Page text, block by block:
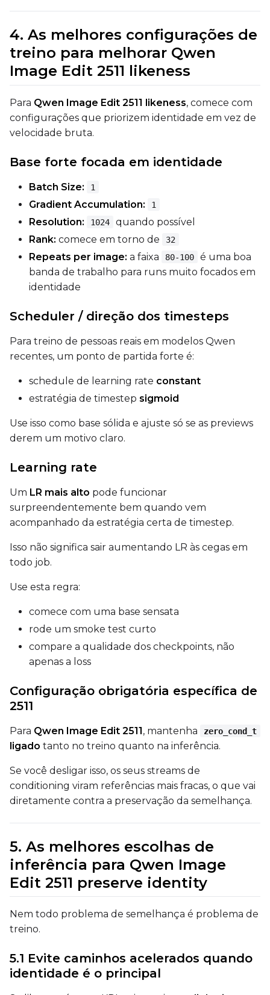
Seed
LoRA Scale
Prompt
Height
Seed
Prompt
Width
Height
Seed
LoRA Scale
Prompt
4. As melhores configurações de
treino para melhorar Qwen
Image Edit 2511 likeness
Para Qwen Image Edit 2511 likeness, comece com
configurações que priorizem identidade em vez de
velocidade bruta.
Base forte focada em identidade
Batch Size: 1
Gradient Accumulation: 1
Resolution: 1024
quando possível
Rank: comece em torno de 32
Repeats per image: a faixa 80-100
é uma boa
banda de trabalho para runs muito focados em
identidade
Scheduler / direção dos timesteps
Para treino de pessoas reais em modelos Qwen
recentes, um ponto de partida forte é:
schedule de learning rate constant
estratégia de timestep sigmoid
Use isso como base sólida e ajuste só se as previews
derem um motivo claro.
Learning rate
Um LR mais alto pode funcionar
surpreendentemente bem quando vem
acompanhado da estratégia certa de timestep.
Isso não significa sair aumentando LR às cegas em
todo job.
Use esta regra:
comece com uma base sensata
rode um smoke test curto
compare a qualidade dos checkpoints, não
apenas a loss
Configuração obrigatória específica de
2511
Para Qwen Image Edit 2511, mantenha zero_cond_t
ligado tanto no treino quanto na inferência.
Se você desligar isso, os seus streams de
conditioning viram referências mais fracas, o que vai
diretamente contra a preservação da semelhança.
5. As melhores escolhas de
inferência para Qwen Image
Edit 2511 preserve identity
Nem todo problema de semelhança é problema de
treino.
5.1 Evite caminhos acelerados quando
identidade é o principal